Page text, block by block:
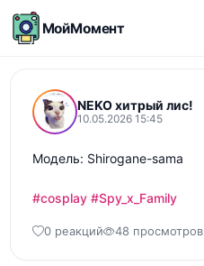
МойМомент
NEKO хитрый лис!
10.05.2026 15:45
Модель: Shirogane-sama
#cosplay #Spy_x_Family
0 реакций 48 просмотров